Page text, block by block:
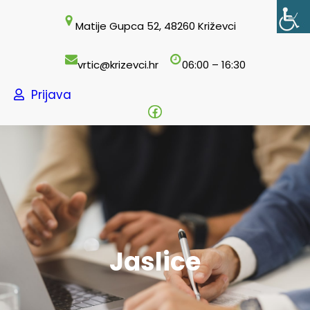
Matije Gupca 52, 48260 Križevci
vrtic@krizevci.hr 06:00 – 16:30
Prijava
Facebook
Jaslice